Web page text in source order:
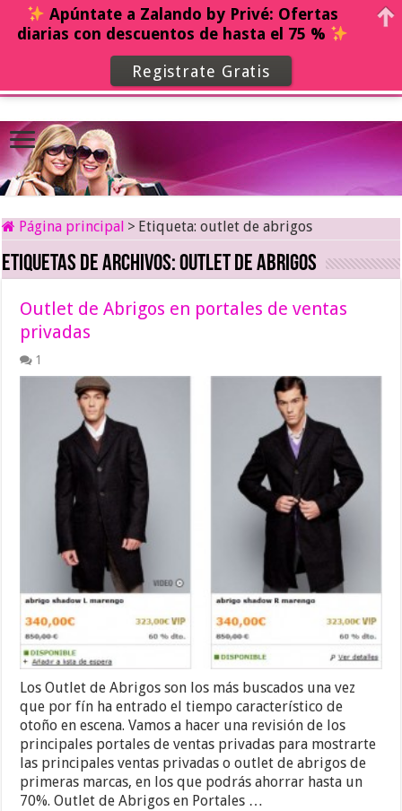
Página principal > Etiqueta:outlet de abrigos
Etiquetas de archivos:outlet de abrigos
Outlet de Abrigos en portales de ventas
privadas
1
Los Outlet de Abrigos son los más buscados una vez
que por fín ha entrado el tiempo característico de
otoño en escena. Vamos a hacer una revisión de los
principales portales de ventas privadas para mostrarte
las principales ventas privadas o outlet de abrigos de
primeras marcas, en los que podrás ahorrar hasta un
70%. Outlet de Abrigos en Portales …
Apúntate a Zalando by Privé: Ofertas
diarias con descuentos de hasta el 75 %
Registrate Gratis